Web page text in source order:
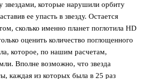
звездами, которые нарушили орбиту
ее упасть в звезду. Остается
сколько именно планет поглотила HD
оценить количество поглощенного
которое, по нашим расчетам,
Вполне возможно, что звезда
каждая из которых была в 25 раз